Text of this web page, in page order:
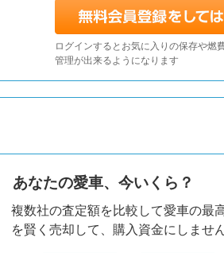
ログインするとお気に入りの保存や燃
管理が出来るようになります
あなたの愛車、今いくら？
複数社の査定額を比較して愛車の最
を賢く売却して、購入資金にしませ